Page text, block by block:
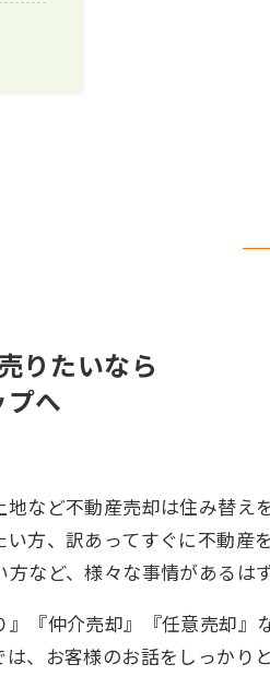
りたいなら
へ
など不動産売却は住み替え
方、訳あってすぐに不動産
など、様々な事情があるはず
『仲介売却』『任意売却』
、お客様のお話をしっかり